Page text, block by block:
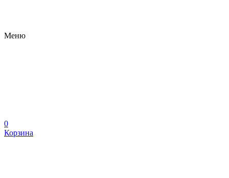
Меню
0
Корзина